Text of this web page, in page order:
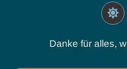
Danke für alles,